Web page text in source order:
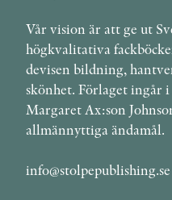
Vår vision är att ge ut
högkvalitativa
devisen bildning,
skönhet. Förlaget ingår
Margaret Ax:son
allmännyttiga ändamål.
info@stolpepublishing.se